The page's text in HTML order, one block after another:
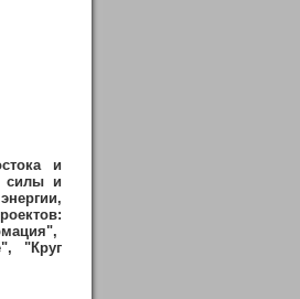
и
силы и
"Круг